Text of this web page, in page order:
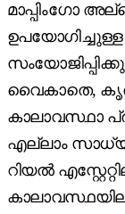
മാപ്പിംഗോ
വൈകാതെ,
കാലാവസ്ഥാ
എല്ലാം
റിയൽ